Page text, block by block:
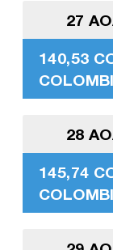
27
140,53
28
145,74